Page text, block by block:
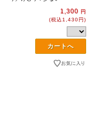
1,300 円
(税込1,430円)